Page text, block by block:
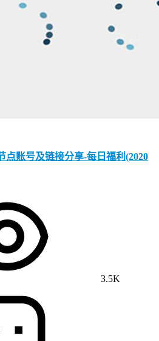
点账号及链接分享-每日福利(2020
3.5K